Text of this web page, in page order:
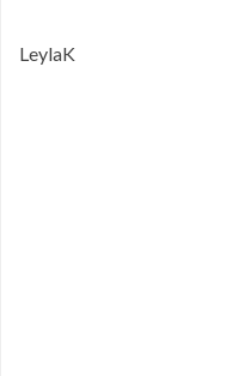
LeylaK